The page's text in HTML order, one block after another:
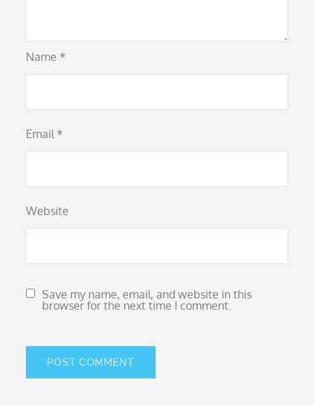
Name *
Email *
Website
Save my name, email, and website in this
browser for the next time I comment.